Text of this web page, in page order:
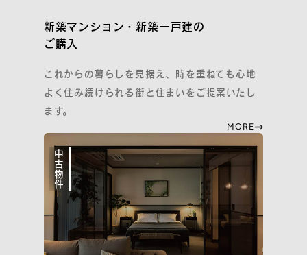
新築マンション・新築一戸建の
ご購入
これからの暮らしを見据え、時を重ねても心地
よく住み続けられる街と住まいをご提案いたし
ます。
MORE
中古物件